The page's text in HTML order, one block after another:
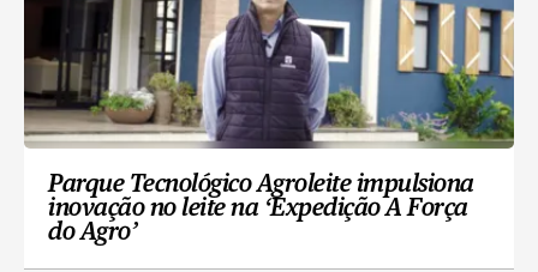
Parque Tecnológico Agroleite impulsiona
inovação no leite na ‘Expedição A Força
do Agro’